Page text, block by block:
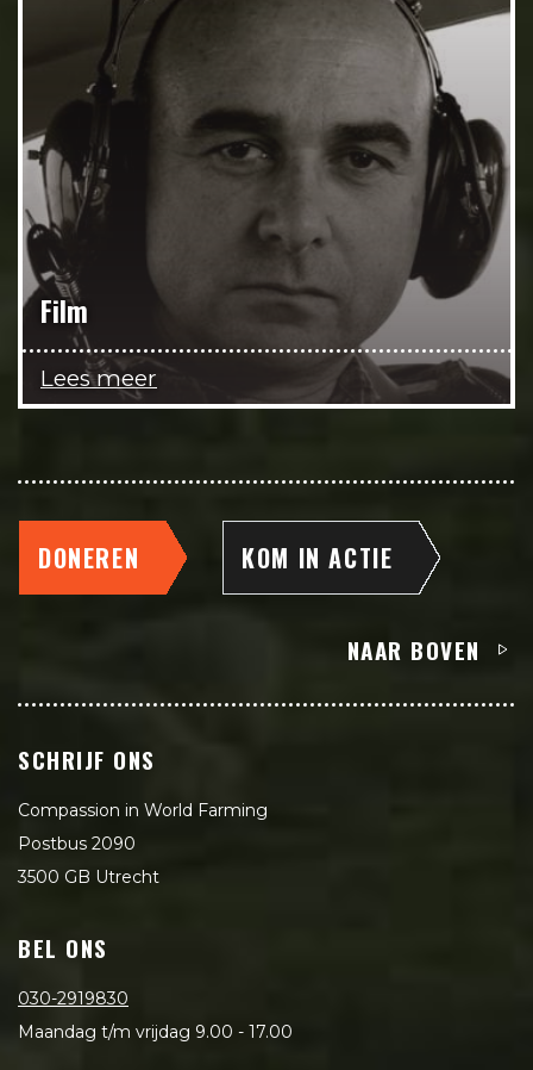
Film
Lees meer
DONEREN KOM IN ACTIE
NAAR BOVEN
SCHRIJF ONS
Compassion in World Farming
Postbus 2090
3500 GB Utrecht
BEL ONS
030-2919830
Maandag t/m vrijdag 9.00 - 17.00